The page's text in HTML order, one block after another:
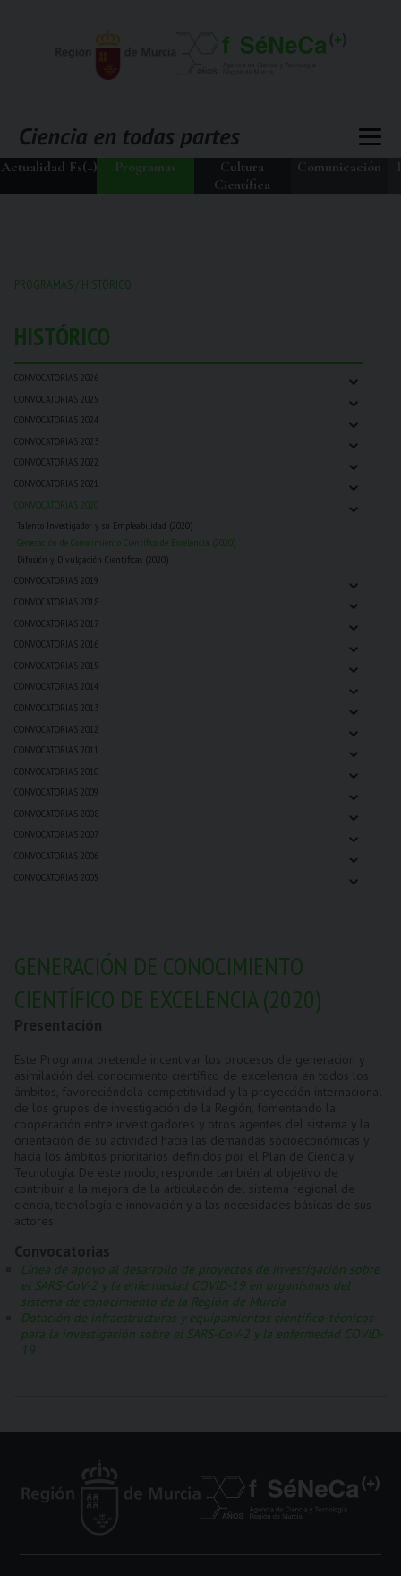
Actualidad Fs(+) Programas
Cultura
Científica
Comunicación
PROGRAMAS / HISTÓRICO
HISTÓRICO
CONVOCATORIAS 2026 ⌄
CONVOCATORIAS 2025 ⌄
CONVOCATORIAS 2024 ⌄
CONVOCATORIAS 2023 ⌄
CONVOCATORIAS 2022 ⌄
CONVOCATORIAS 2021 ⌄
CONVOCATORIAS 2020 ⌄
Talento Investigador y su Empleabilidad (2020)
Generación de Conocimiento Científico de Excelencia (2020)
Difusión y Divulgación Cientificas (2020)
CONVOCATORIAS 2019
⌄
CONVOCATORIAS 2018 ⌄
CONVOCATORIAS 2017 ⌄
CONVOCATORIAS 2016 ⌄
CONVOCATORIAS 2015 ⌄
CONVOCATORIAS 2014 ⌄
CONVOCATORIAS 2013 ⌄
CONVOCATORIAS 2012 ⌄
CONVOCATORIAS 2011 ⌄
CONVOCATORIAS 2010 ⌄
CONVOCATORIAS 2009 ⌄
CONVOCATORIAS 2008 ⌄
CONVOCATORIAS 2007 ⌄
CONVOCATORIAS 2006 ⌄
CONVOCATORIAS 2005 ⌄
GENERACIÓN DE CONOCIMIENTO
CIENTÍFICO DE EXCELENCIA (2020)
Línea de apoyo al desarrollo de proyectos de investigación sobre
el SARS-CoV-2 y la enfermedad COVID-19 en organismos del
sistema de conocimiento de la Región de Murcia
Dotación de infraestructuras y equipamientos científico-técnicos
para la investigación sobre el SARS-CoV-2 y la enfermedad COVID-
19